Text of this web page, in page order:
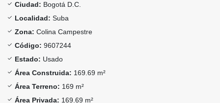
Ciudad: Bogotá D.C.
Localidad: Suba
Zona: Colina Campestre
Código: 9607244
Estado: Usado
Área Construida: 169.69 m²
Área Terreno: 169 m²
Área Privada: 169.69 m²